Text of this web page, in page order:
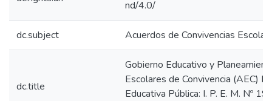
nd/4.0/
dc.subject Acuerdos de Convivencias
dc.title
Gobierno Educativo y
Escolares de Convivencia (AEC)
Educativa Pública: I. P. E. M. Nº